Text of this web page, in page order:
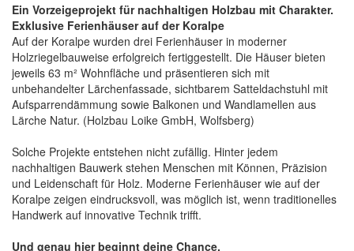
Ein Vorzeigeprojekt für nachhaltigen Holzbau mit Charakter.
Exklusive Ferienhäuser auf der Koralpe
Auf der Koralpe wurden drei Ferienhäuser in moderner
Holzriegelbauweise erfolgreich fertiggestellt. Die Häuser bieten
jeweils 63 m² Wohnfläche und präsentieren sich mit
unbehandelter Lärchenfassade, sichtbarem Satteldachstuhl mit
Aufsparrendämmung sowie Balkonen und Wandlamellen aus
Lärche Natur. (Holzbau Loike GmbH, Wolfsberg)
Solche Projekte entstehen nicht zufällig. Hinter jedem
nachhaltigen Bauwerk stehen Menschen mit Können, Präzision
und Leidenschaft für Holz. Moderne Ferienhäuser wie auf der
Koralpe zeigen eindrucksvoll, was möglich ist, wenn traditionelles
Handwerk auf innovative Technik trifft.
Und genau hier beginnt deine Chance.